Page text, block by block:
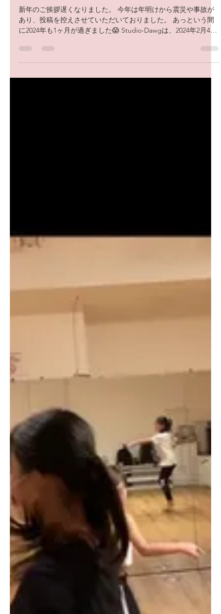
2024年2月1日
読了時間: 1分
今年もよろしくお願い致します！
新年のご挨拶遅くなりました。 今年は年明けから震災や事故が
に2024年も1ヶ月が過ぎました😱 Studio-Dawgは、2024年2月4日
の発表会から始動です！ 年末年始を通し...